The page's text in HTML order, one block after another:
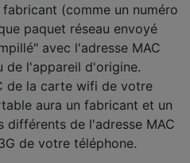
(comme un numéro
paquet réseau envoyé
avec l'adresse MAC
de l'appareil d'origine.
de la carte wifi de votre
aura un fabricant et un
différents de l'adresse MAC
de votre téléphone.